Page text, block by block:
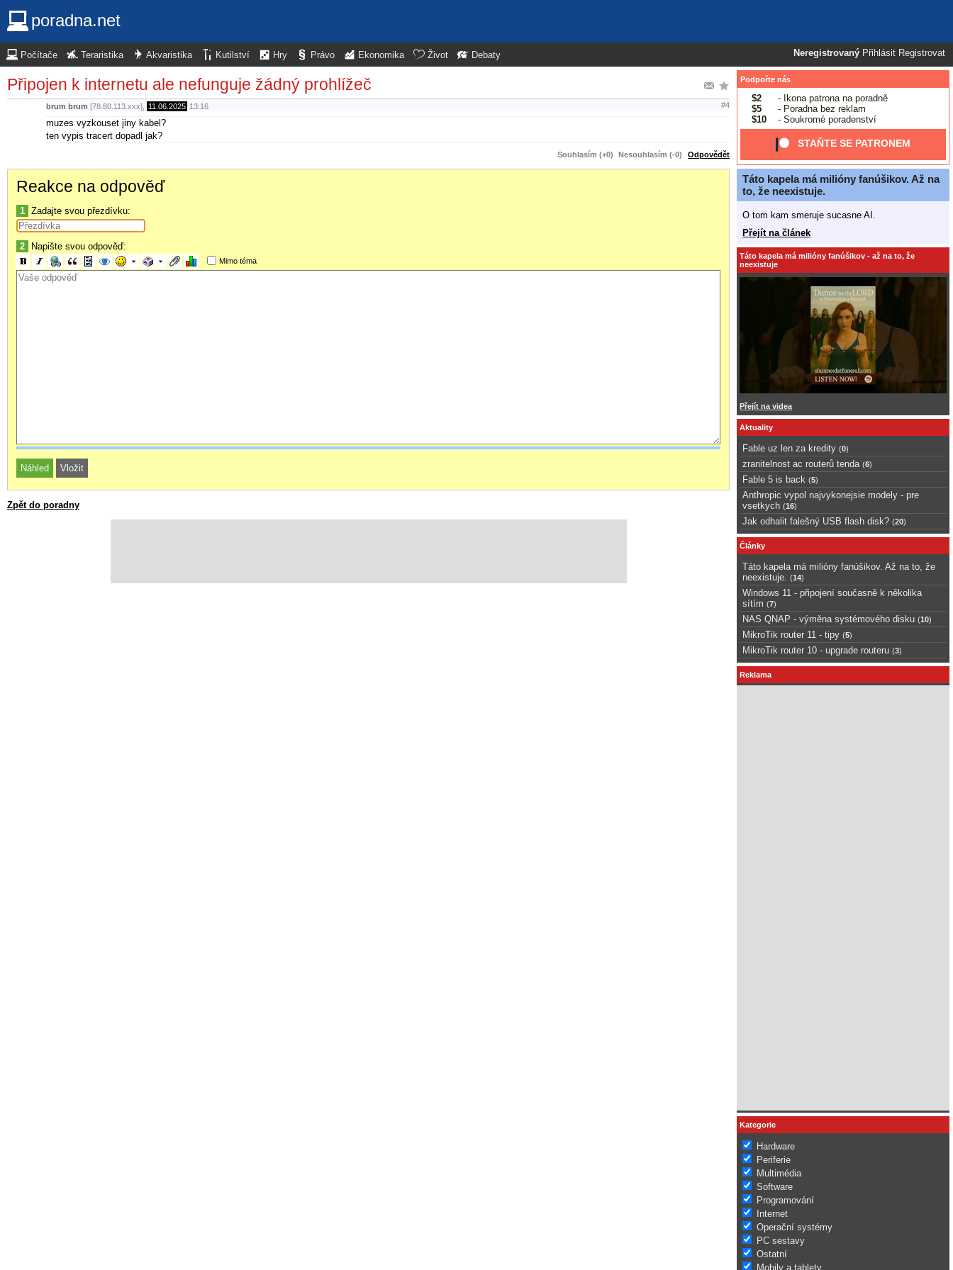
poradna.net
Neregistrovaný Přihlásit Registrovat
Počítače Teraristika Akvaristika Kutilství Hry Právo Ekonomika Život Debaty
Připojen k internetu ale nefunguje žádný prohlížeč
brum brum [78.80.113.xxx], 11.06.2025 13:16 #4
muzes vyzkouset jiny kabel?
ten vypis tracert dopadl jak?
Souhlasím (+0) Nesouhlasím (-0) Odpovědět
Reakce na odpověď
1 Zadajte svou přezdívku:
2 Napište svou odpověď:
Mimo téma
Zpět do poradny
Podpořte nás
$2
- Ikona patrona na poradně
$5
- Poradna bez reklam
$10
- Soukromé poradenství
STAŇTE SE PATRONEM
Táto kapela má milióny fanúšikov. Až na
to, že neexistuje.
O tom kam smeruje sucasne AI.
Přejít na článek
Táto kapela má milióny fanúšikov - až na to, že
neexistuje
Přejít na videa
Aktuality
Fable uz len za kredity (0)
zranitelnost ac routerů tenda (6)
Fable 5 is back (5)
Anthropic vypol najvykonejsie modely - pre
vsetkych (16)
Jak odhalit falešný USB flash disk? (20)
Články
Táto kapela má milióny fanúšikov. Až na to, že
neexistuje.
(14)
Windows 11 - připojení současně k několika
sítím (7)
NAS QNAP - výměna systémového disku (10)
MikroTik router 11 - tipy (5)
MikroTik router 10 - upgrade routeru (3)
Reklama
Kategorie
Hardware
Periferie
Multimédia
Software
Programování
Internet
Operační systémy
PC sestavy
Ostatní
Mobily a tablety